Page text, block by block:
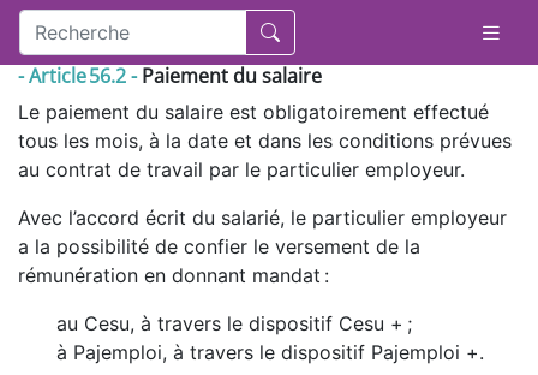
- Article 56.2 -Paiement du salaire
Le paiement du salaire est obligatoirement effectué
tous les mois, à la date et dans les conditions prévues
au contrat de travail par le particulier employeur.
Avec l’accord écrit du salarié, le particulier employeur
a la possibilité de confier le versement de la
rémunération en donnant mandat :
au Cesu, à travers le dispositif Cesu + ;
à Pajemploi, à travers le dispositif Pajemploi +.